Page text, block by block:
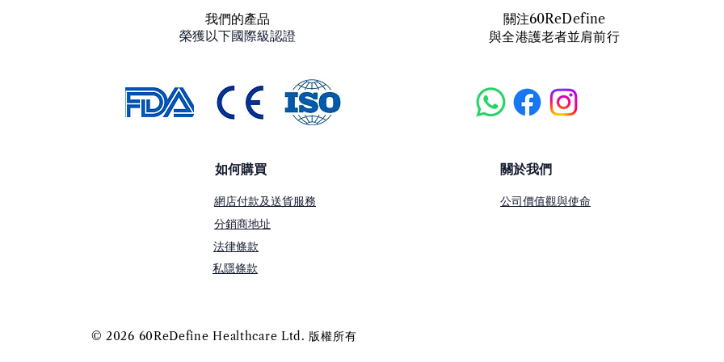
【因果與修行】
我們的產品
榮獲以下國際級認證
​關注60ReDefine
與全港護老者並肩前行
如何購買
網店付款及送貨服務
分銷商地址
法律條款
私隱條款
關於我們
公司價值觀與使命
© 2026 60ReDefine Healthcare Ltd. 版權所有